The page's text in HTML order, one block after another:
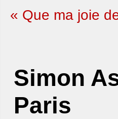
« Que ma joie
Simon
Paris